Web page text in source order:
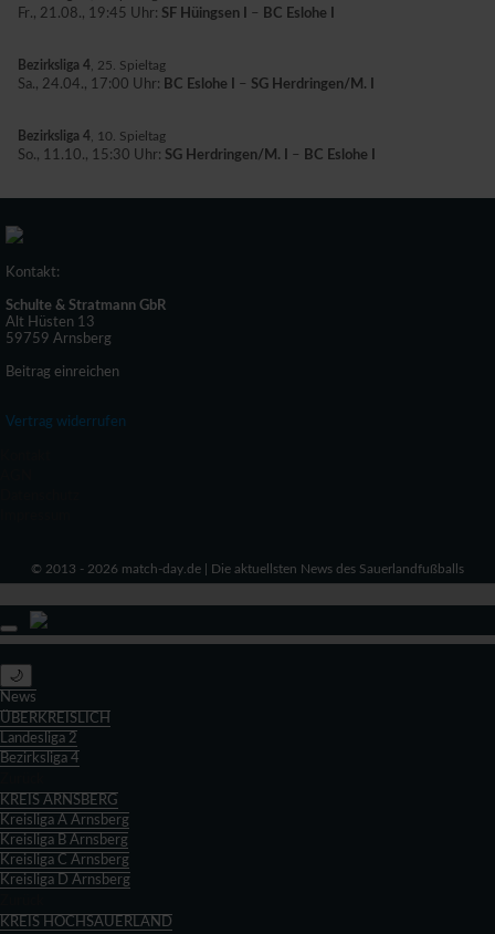
Fr., 21.08., 19:45 Uhr: SF Hüingsen I – BC Eslohe I
Bezirksliga 4 , 25. Spieltag
Sa., 24.04., 17:00 Uhr: BC Eslohe I – SG Herdringen/M. I
Bezirksliga 4 , 10. Spieltag
So., 11.10., 15:30 Uhr: SG Herdringen/M. I – BC Eslohe I
Kontakt:
Schulte & Stratmann GbR
Alt Hüsten 13
59759 Arnsberg
Beitrag einreichen
Vertrag widerrufen
© 2013 - 2026 match-day.de | Die aktuellsten News des Sauerlandfußballs
🌙
News
ÜBERKREISLICH
Landesliga 2
Bezirksliga 4
KREIS ARNSBERG
Kreisliga A Arnsberg
Kreisliga B Arnsberg
Kreisliga C Arnsberg
Kreisliga D Arnsberg
KREIS HOCHSAUERLAND